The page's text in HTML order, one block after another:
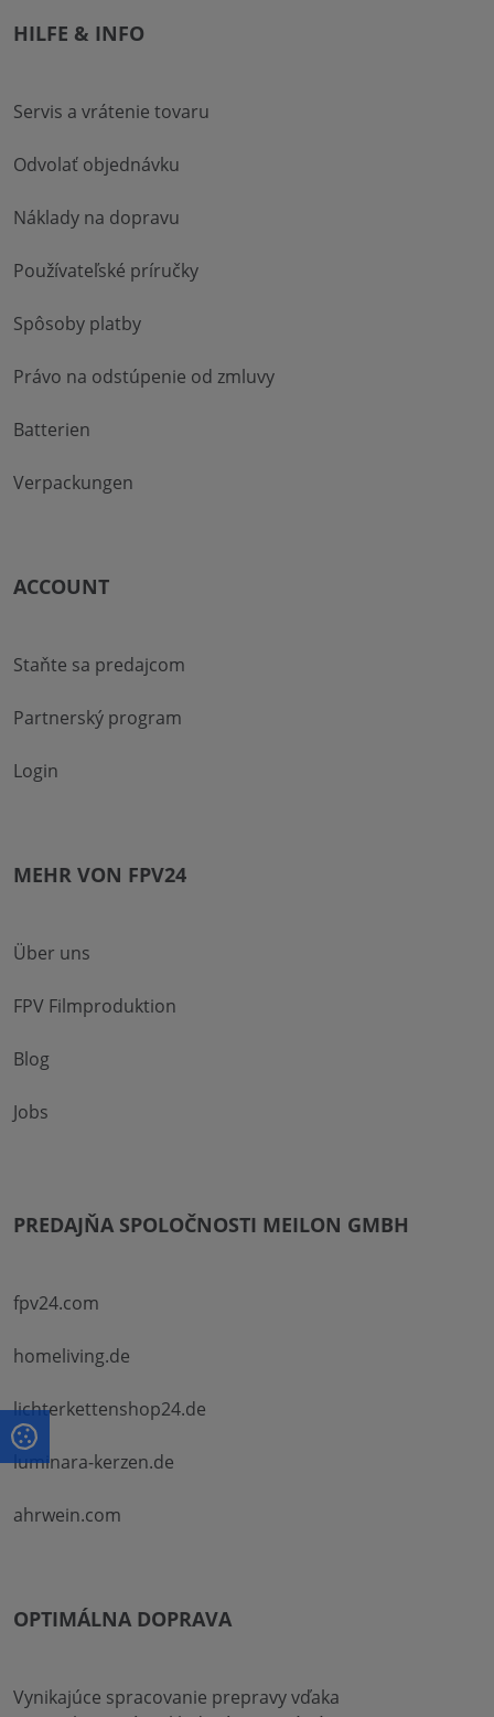
HILFE & INFO
Servis a vrátenie tovaru
Odvolať objednávku
Náklady na dopravu
Používateľské príručky
Spôsoby platby
Právo na odstúpenie od zmluvy
Batterien
Verpackungen
ACCOUNT
Staňte sa predajcom
Partnerský program
Login
MEHR VON FPV24
Über uns
FPV Filmproduktion
Blog
Jobs
PREDAJŇA SPOLOČNOSTI MEILON GMBH
fpv24.com
homeliving.de
lichterkettenshop24.de
luminara-kerzen.de
ahrwein.com
OPTIMÁLNA DOPRAVA
Vynikajúce spracovanie prepravy vďaka